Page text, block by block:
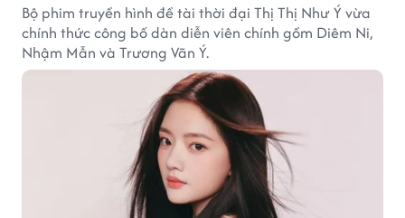
Bộ phim truyền hình đề tài thời đại Thị Thị Như Ý vừa
chính thức công bố dàn diễn viên chính gồm Diêm Ni,
Nhậm Mẫn và Trương Vãn Ý.